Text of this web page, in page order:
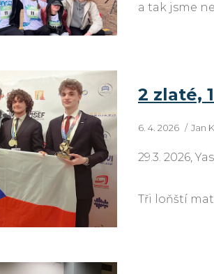
a tak jsme
2 zlaté,
6. 4. 2026 Jan
29.3. 2026,
Tři loňští